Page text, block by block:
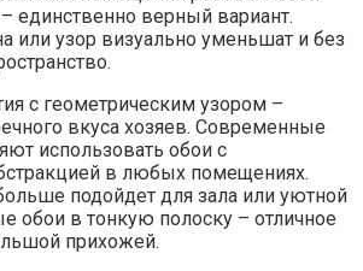
единственно верный вариант.
или узор визуально уменьшат и без
с геометрическим узором –
вкуса хозяев. Современные
использовать обои с
в любых помещениях.
подойдет для зала или уютной
обои в тонкую полоску – отличное
прихожей.